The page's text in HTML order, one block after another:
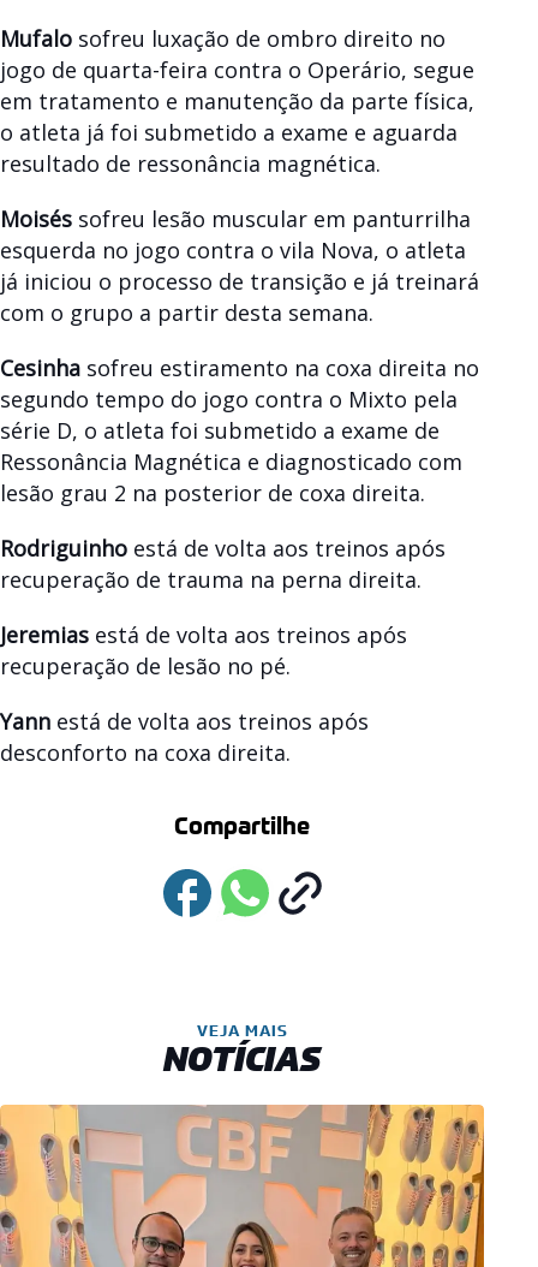
Mufalo sofreu luxação de ombro direito no
jogo de quarta-feira contra o Operário, segue
em tratamento e manutenção da parte física,
o atleta já foi submetido a exame e aguarda
resultado de ressonância magnética.
Moisés sofreu lesão muscular em panturrilha
esquerda no jogo contra o vila Nova, o atleta
já iniciou o processo de transição e já treinará
com o grupo a partir desta semana.
Cesinha sofreu estiramento na coxa direita no
segundo tempo do jogo contra o Mixto pela
série D, o atleta foi submetido a exame de
Ressonância Magnética e diagnosticado com
lesão grau 2 na posterior de coxa direita.
Rodriguinho está de volta aos treinos após
recuperação de trauma na perna direita.
⁠Jeremias está de volta aos treinos após
recuperação de lesão no pé.
⁠Yann está de volta aos treinos após
desconforto na coxa direita.
Compartilhe
VEJA MAIS
NOTÍCIAS